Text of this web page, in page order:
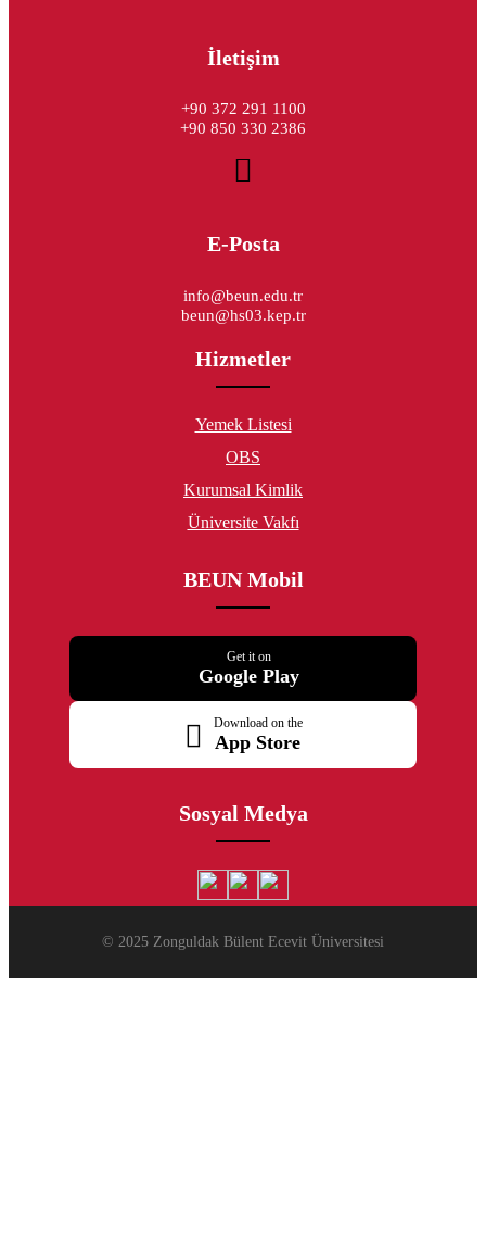
İletişim
+90 372 291 1100
+90 850 330 2386
E-Posta
info@beun.edu.tr
beun@hs03.kep.tr
Hizmetler
Yemek Listesi
OBS
Kurumsal Kimlik
Üniversite Vakfı
BEUN Mobil
Get it on
Google Play
Download on the
App Store
Sosyal Medya
© 2025 Zonguldak Bülent Ecevit Üniversitesi